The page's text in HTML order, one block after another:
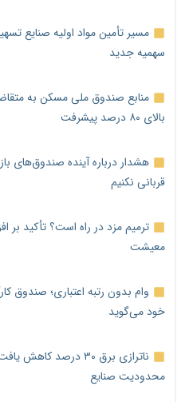
سهمیه جدید
منابع صندوق ملی مسکن به
بالای ۸۰ درصد پیشرفت
هشدار درباره آینده صندوق‌های
قربانی نکنیم
ترمیم مزد در راه است؟ تأکید بر
معیشت
وام بدون رتبه اعتباری؛ صندوق
خود می‌گوید
ناترازی برق ۳۰ درصد
محدودیت صنایع